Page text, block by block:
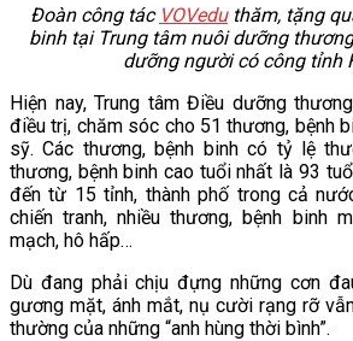
Đoàn công tác VOVeduthăm, tặng
binh tại Trung tâm nuôi dưỡng
dưỡng người có công tỉnh
Hiện nay, Trung tâm Điều dưỡng
điều trị, chăm sóc cho 51 thương, bệnh
sỹ. Các thương, bệnh binh có tỷ lệ
thương, bệnh binh cao tuổi nhất là 93
đến từ 15 tỉnh, thành phố trong cả
chiến tranh, nhiều thương, bệnh binh
mạch, hô hấp…
Dù đang phải chịu đựng những cơn
gương mặt, ánh mắt, nụ cười rạng rỡ
thường của những “anh hùng thời bình”.